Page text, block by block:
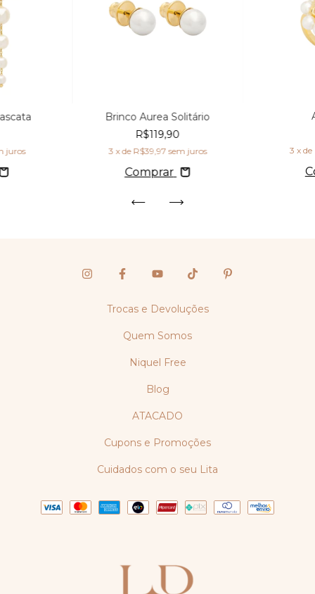
juros
Brinco Aurea Solitário
R$119,90
3 x de R$39,97 sem juros
Comprar
3 x de
Trocas e Devoluções
Quem Somos
Niquel Free
Blog
ATACADO
Cupons e Promoções
Cuidados com o seu Lita